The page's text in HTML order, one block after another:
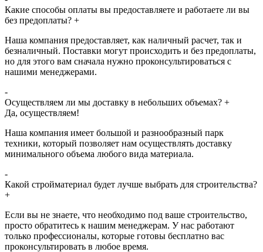
Какие способы оплаты вы предоставляете и работаете ли вы
без предоплаты? +
Наша компания предоставляет, как наличный расчет, так и
безналичный. Поставки могут происходить и без предоплаты,
но для этого вам сначала нужно проконсультироваться с
нашими менеджерами.
-
Осуществляем ли мы доставку в небольших объемах? +
Да, осуществляем!
Наша компания имеет большой и разнообразный парк
техники, который позволяет нам осуществлять доставку
минимального объема любого вида материала.
-
Какой стройматериал будет лучше выбрать для строительства?
+
Если вы не знаете, что необходимо под ваше строительство,
просто обратитесь к нашим менеджерам. У нас работают
только профессионалы, которые готовы бесплатно вас
проконсультировать в любое время.